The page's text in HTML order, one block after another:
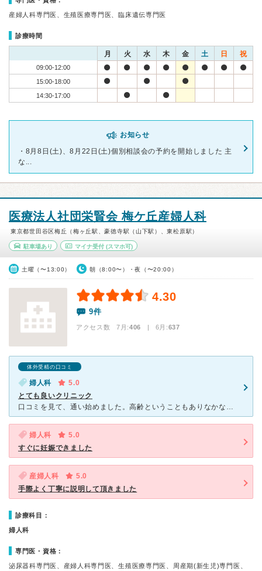
産婦人科専門医、生殖医療専門医、臨床遺伝専門医
診療時間
月 火 水 木 金 土 日 祝
09:00-12:00
15:00-18:00
14:30-17:00
お知らせ
・8月8日(土)、8月22日(土)個別相談会の予約を開始しました 主
な...
医療法人社団栄賢会 梅ケ丘産婦人科
東京都世田谷区梅丘（梅ヶ丘駅、豪徳寺駅（山下駅）、東松原駅）
駐車場あり マイナ受付(スマホ可)
土曜（〜13:00） 朝（8:00〜）・夜（〜20:00）
4.30
9件
アクセス数 7月:406 | 6月:637
体外受精の口コミ
婦人科
5.0
とても良いクリニック
口コミを見て、通い始めました。高齢ということもありなかなか結果に結び付かず心が折れそうになることもありましたが、穏やかな院長先生と親切な看護師さん達のおかげでストレスなく通うことができ、3回目の移植で
婦人科
5.0
すぐに妊娠できました
産婦人科
5.0
手際よく丁寧に説明して頂きました
診療科目：
婦人科
専門医・資格：
泌尿器科専門医、産婦人科専門医、生殖医療専門医、周産期(新生児)専門医、